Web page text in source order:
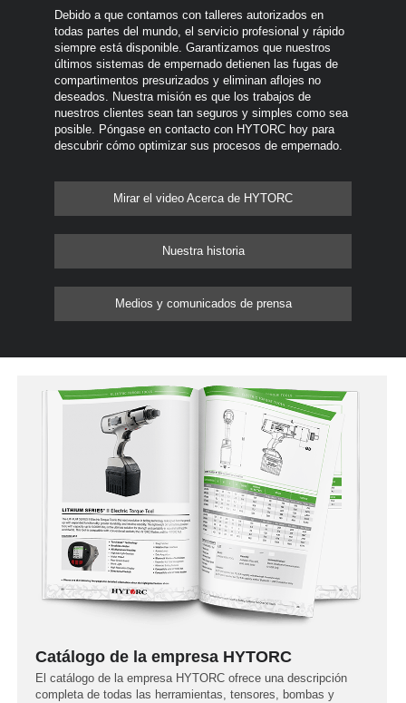
Debido a que contamos con talleres autorizados en
todas partes del mundo, el servicio profesional y rápido
siempre está disponible. Garantizamos que nuestros
últimos sistemas de empernado detienen las fugas de
compartimentos presurizados y eliminan aflojes no
deseados. Nuestra misión es que los trabajos de
nuestros clientes sean tan seguros y simples como sea
posible. Póngase en contacto con HYTORC hoy para
descubrir cómo optimizar sus procesos de empernado.
Mirar el video Acerca de HYTORC
Nuestra historia
Medios y comunicados de prensa
Catálogo de la empresa HYTORC
El catálogo de la empresa HYTORC ofrece una descripción
completa de todas las herramientas, tensores, bombas y